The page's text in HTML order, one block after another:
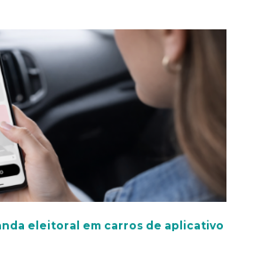
eleitoral em carros de aplicativo